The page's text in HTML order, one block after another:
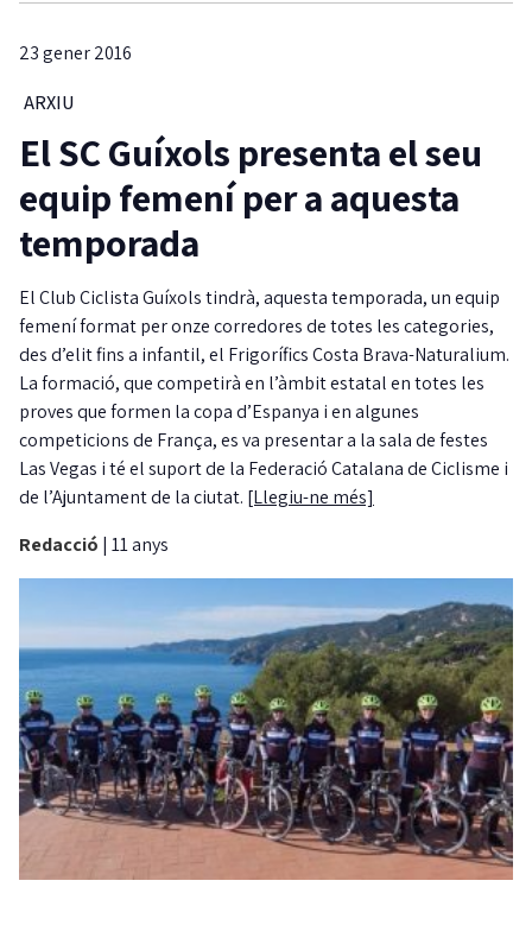
23 gener 2016
ARXIU
El SC Guíxols presenta el seu
equip femení per a aquesta
temporada
El Club Ciclista Guíxols tindrà, aquesta temporada, un equip
femení format per onze corredores de totes les categories,
des d’elit fins a infantil, el Frigorífics Costa Brava-Naturalium.
La formació, que competirà en l’àmbit estatal en totes les
proves que formen la copa d’Espanya i en algunes
competicions de França, es va presentar a la sala de festes
Las Vegas i té el suport de la Federació Catalana de Ciclisme i
de l’Ajuntament de la ciutat. [Llegiu-ne més]
Redacció | 11 anys